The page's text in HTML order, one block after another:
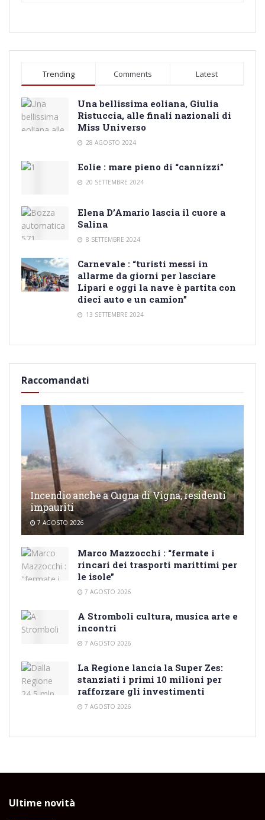
Trending Comments Latest
Una bellissima eoliana, Giulia
Ristuccia, alle finali nazionali di
Miss Universo
28 AGOSTO 2024
Eolie : mare pieno di “cannizzi”
20 SETTEMBRE 2024
Elena D’Amario lascia il cuore a
Salina
8 SETTEMBRE 2024
Carnevale : “turisti messi in
allarme da giorni per lasciare
Lipari e oggi la nave è partita con
dieci auto e un camion”
13 SETTEMBRE 2024
Raccomandati
Incendio anche a Cugna di Vigna, residenti
impauriti
7 AGOSTO 2026
Marco Mazzocchi : “fermate i
rincari dei trasporti marittimi per
le isole”
7 AGOSTO 2026
A Stromboli cultura, musica arte e
incontri
7 AGOSTO 2026
La Regione lancia la Super Zes:
stanziati i primi 10 milioni per
rafforzare gli investimenti
7 AGOSTO 2026
Ultime novità